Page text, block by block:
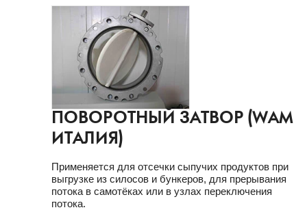
ПОВОРОТНЫЙ ЗАТВОР (WAM
ИТАЛИЯ)
Применяется для отсечки сыпучих продуктов при
выгрузке из силосов и бункеров, для прерывания
потока в самотёках или в узлах переключения
потока.